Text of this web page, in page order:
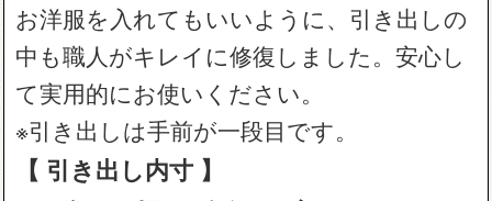
お洋服を入れてもいいように、引き出しの
中も職人がキレイに修復しました。安心し
て実用的にお使いください。
※引き出しは手前が一段目です。
【 引き出し内寸 】